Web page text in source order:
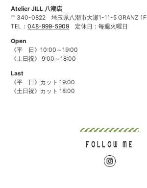
Atelier JILL 八潮店
〒340-0822
埼玉県八潮市大瀬1-11-5 GRANZ 1F
TEL：048-999-5909 定休日：毎週火曜日
Open
《平 日》10:00～19:00
《土日祝》 9:00～18:00
Last
《平 日》カット 19:00
《土日祝》カット 18:00
FOLLOW ME